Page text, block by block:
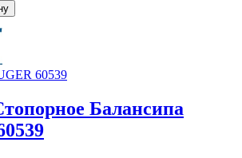
Балансипа